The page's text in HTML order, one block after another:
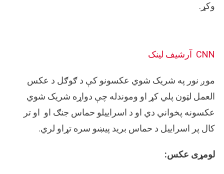
وکړ.
CNN آرشيف لینک
موږ نور په شریک شوي عکسونو کې د ګوګل د عکس
العمل لټون پلي کړ او وموندله چې دواړه شریک شوي
عکسونه پخواني دي او د اسراییلو حماس جنګ او او تر
کال پر اسراییل د حماس بريد پیښو سره تړاو لري.
لومړی عکس: